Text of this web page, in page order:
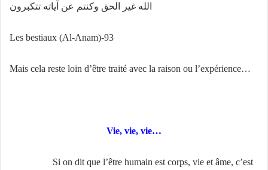
الله غير الحق وكنتم عن آياته تتكبرون
Les bestiaux (Al-Anam)-93
Mais cela reste loin d’être traité avec la raison ou l’expérience…
Vie, vie, vie…
Si on dit que l’être humain est corps, vie et âme, c’est